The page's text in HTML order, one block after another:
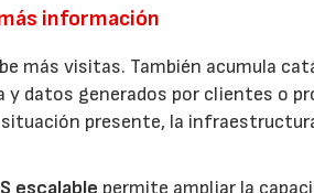
información
más visitas. También acumula
y datos generados por clientes o
presente, la
escalable permite ampliar la